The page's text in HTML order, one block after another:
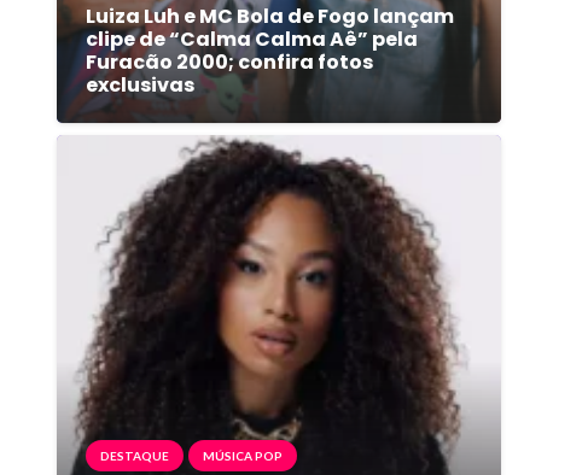
Luiza Luh e MC Bola de Fogo lançam
clipe de “Calma Calma Aê” pela
Furacão 2000; confira fotos
exclusivas
DESTAQUE MÚSICA POP